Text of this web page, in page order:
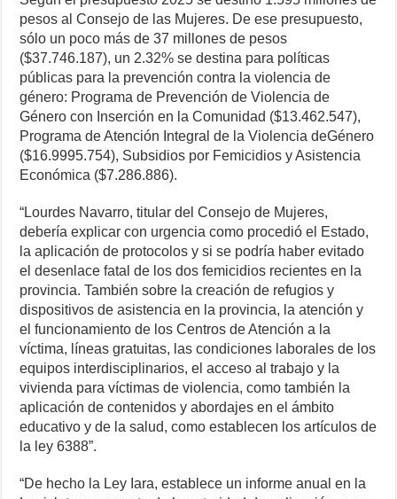
pesos al Consejo de las Mujeres. De ese presupuesto,
sólo un poco más de 37 millones de pesos
($37.746.187), un 2.32% se destina para políticas
públicas para la prevención contra la violencia de
género: Programa de Prevención de Violencia de
Género con Inserción en la Comunidad ($13.462.547),
Programa de Atención Integral de la Violencia deGénero
($16.9995.754), Subsidios por Femicidios y Asistencia
Económica ($7.286.886).
“Lourdes Navarro, titular del Consejo de Mujeres,
debería explicar con urgencia como procedió el Estado,
la aplicación de protocolos y si se podría haber evitado
el desenlace fatal de los dos femicidios recientes en la
provincia. También sobre la creación de refugios y
dispositivos de asistencia en la provincia, la atención y
el funcionamiento de los Centros de Atención a la
víctima, líneas gratuitas, las condiciones laborales de los
equipos interdisciplinarios, el acceso al trabajo y la
vivienda para víctimas de violencia, como también la
aplicación de contenidos y abordajes en el ámbito
educativo y de la salud, como establecen los artículos de
la ley 6388”.
“De hecho la Ley Iara, establece un informe anual en la